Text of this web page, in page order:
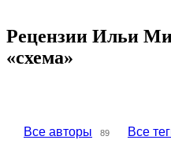
Рецензии Ильи
«схема»
Все авторы 89 Все